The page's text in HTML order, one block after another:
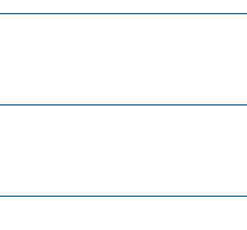
XSS va API
bosqichida himoyani
vaqti ilovalarini